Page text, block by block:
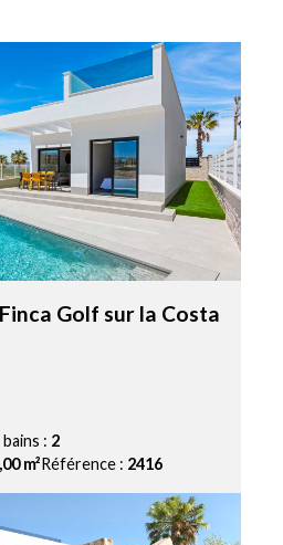
Golf sur la Costa
: 2
m²Référence : 2416